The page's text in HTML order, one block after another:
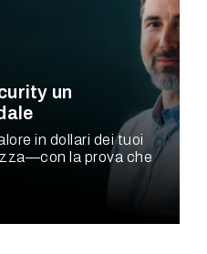
un
in dollari dei tuoi
la prova che